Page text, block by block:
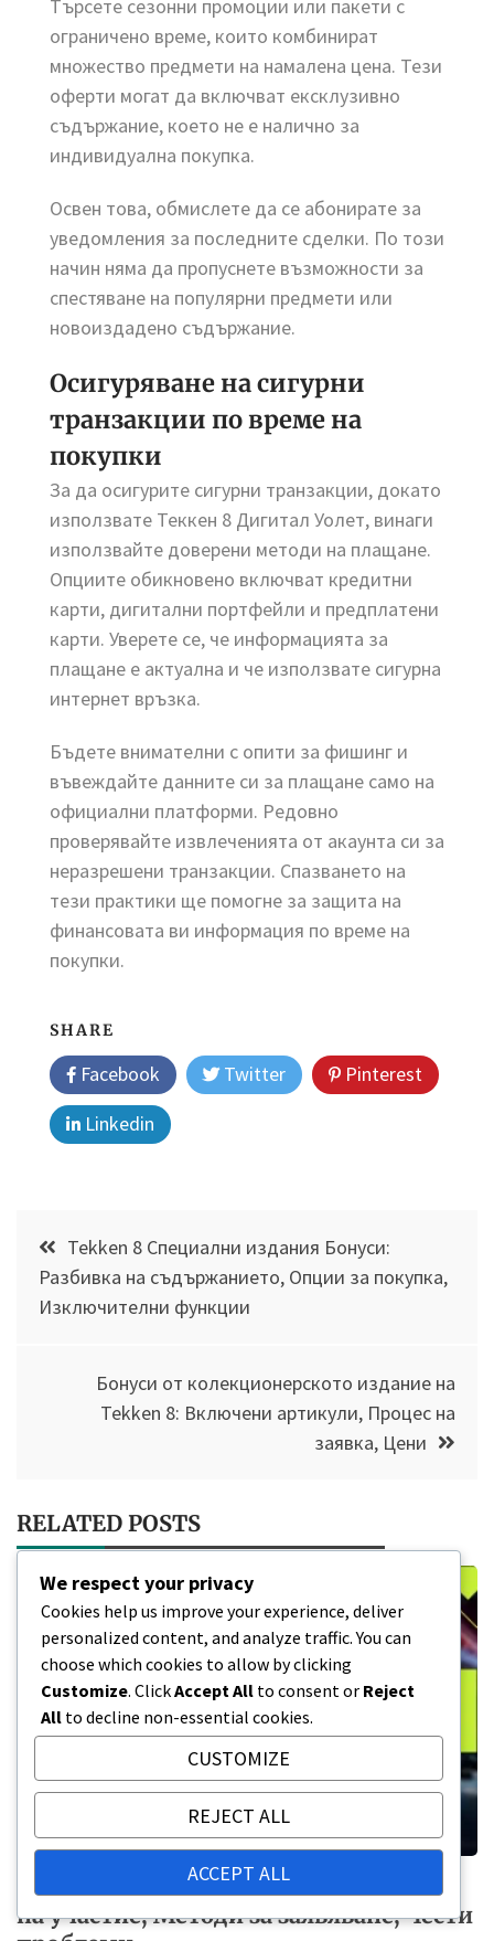
Търсете сезонни промоции или пакети с
ограничено време, които комбинират
множество предмети на намалена цена. Тези
оферти могат да включват ексклузивно
съдържание, което не е налично за
индивидуална покупка.
Освен това, обмислете да се абонирате за
уведомления за последните сделки. По този
начин няма да пропуснете възможности за
спестяване на популярни предмети или
новоиздадено съдържание.
Осигуряване на сигурни
транзакции по време на
покупки
За да осигурите сигурни транзакции, докато
използвате Теккен 8 Дигитал Уолет, винаги
използвайте доверени методи на плащане.
Опциите обикновено включват кредитни
карти, дигитални портфейли и предплатени
карти. Уверете се, че информацията за
плащане е актуална и че използвате сигурна
интернет връзка.
Бъдете внимателни с опити за фишинг и
въвеждайте данните си за плащане само на
официални платформи. Редовно
проверявайте извлеченията от акаунта си за
неразрешени транзакции. Спазването на
тези практики ще помогне за защита на
финансовата ви информация по време на
покупки.
SHARE
Facebook Twitter
Pinterest
Linkedin
Post
navigation
Tekken 8 Специални издания Бонуси:
Разбивка на съдържанието, Опции за покупка,
Изключителни функции
Бонуси от колекционерското издание на
Tekken 8: Включени артикули, Процес на
заявка, Цени
RELATED POSTS
Правата на бойците в Tekken 8: Право
на участие, Методи за заявяване, Чести
We respect your privacy
Cookies help us improve your experience, deliver
personalized content, and analyze traffic. You can
choose which cookies to allow by clicking
Customize. ClickAccept All to consent or Reject
All to decline non-essential cookies.
CUSTOMIZE
REJECT ALL
ACCEPT ALL